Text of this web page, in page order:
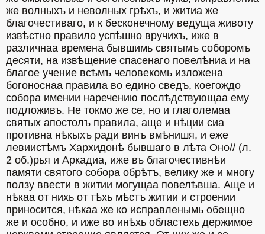
же волныхъ и неволных грѣхъ, и житиа же
благочестиваго, и к бесконечному ведуща животу
извѣстно правило успѣшно вручихъ, иже в
различнаа времена бывшимь святымъ соборомъ
десяти, на извѣщение спасенаго повелѣниа и на
благое учение всѣмъ человекомь изложена
богоноснаа правила во едино сведъ, коегождо
собора имении наречению послѣдствующаа ему
подложивъ. Не токмо же се, но и глаголемаа
святых апостолъ правила, аще и нѣции сиа
противна нѣкыхъ ради винъ вмѣнишя, и еже
левиистѣмъ Хархидонѣ бывшаго в лѣта Оно// (л.
2 об.)рья и Аркадиа, иже въ благочестивнѣи
памяти святого собора обрѣтъ, велику же и многу
ползу ввести в житии могущаа повелѣвша. Аще и
нѣкаа от нихь от тѣхь мѣстъ житии и строении
приносится, нѣкаа же ко исправленымь обещно
же и особно, и иже во инѣхь областехь держимое